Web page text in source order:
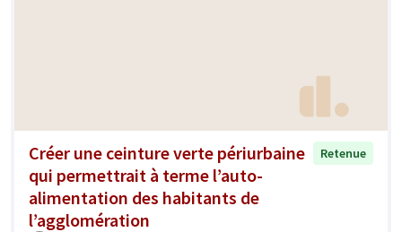
Créer une ceinture verte périurbaine
qui permettrait à terme l’auto-
alimentation des habitants de
l’agglomération
Retenue